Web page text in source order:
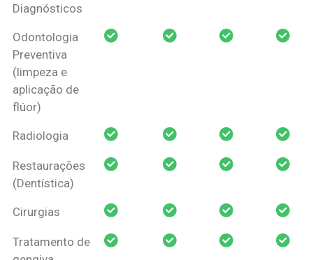
Diagnósticos
Odontologia
Preventiva
(limpeza e
aplicação de
flúor)
Radiologia
Restaurações
(Dentística)
Cirurgias
Tratamento de